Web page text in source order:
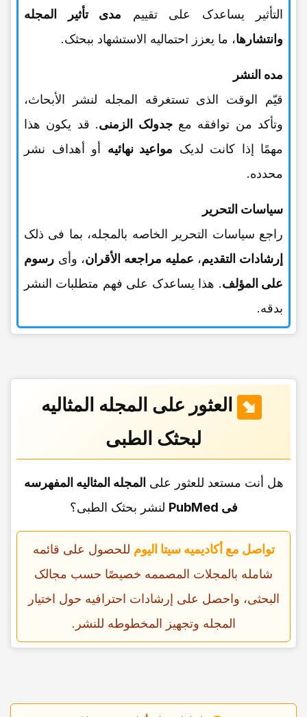
التأثیر یساعدک على تقییم مدى تأثیر المجله
وانتشارها، ما یعزز احتمالیه الاستشهاد ببحثک.
مده النشر
قیّم الوقت الذی تستغرقه المجله لنشر الأبحاث،
وتأکد من توافقه معجدولک الزمنی. قد یکون هذا
مهمًا إذا کانت لدیک مواعید نهائیه أو أهداف نشر
محدده.
سیاسات التحریر
راجع سیاسات التحریر الخاصه بالمجله، بما فی ذلک
إرشادات التقدیم، عملیه مراجعه الأقران، وأی رسوم
على المؤلف. هذا یساعدک على فهم متطلبات النشر
بدقه.
العثور على المجله المثالیه
لبحثک الطبی
هل أنت مستعد للعثور على المجله المثالیه المفهرسه
فی PubMed
لنشر بحثک الطبی؟
تواصل مع أکادیمیه سیتا الیوم للحصول على قائمه
شامله بالمجلات المصممه خصیصًا حسب مجالک
البحثی، واحصل على إرشادات احترافیه حول اختیار
المجله وتجهیز المخطوطه للنشر.